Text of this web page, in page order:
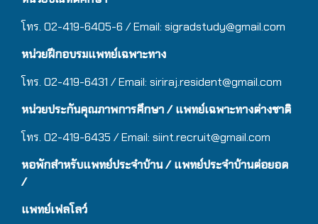
โทร. 02-419-6405-6 / Email: sigradstudy@gmail.com
หน่วยฝึกอบรมแพทย์เฉพาะทาง
โทร. 02-419-6431 / Email: siriraj.resident@gmail.com
หน่วยประกันคุณภาพการศึกษา / แพทย์เฉพาะทางต่างชาติ
โทร. 02-419-6435 / Email: siint.recruit@gmail.com
หอพักสำหรับแพทย์ประจำบ้าน/ แพทย์ประจำบ้านต่อยอด
/
แพทย์เฟลโลว์